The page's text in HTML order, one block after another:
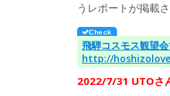
うレポートが掲載さ
飛騨コスモス観望
http://
2022/7/31 UTOさ